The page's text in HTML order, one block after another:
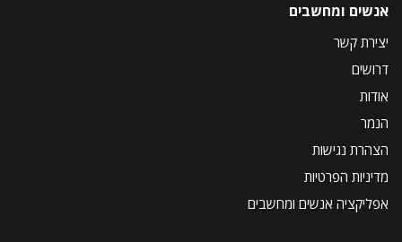
אנשים ומחשבים
יצירת קשר
דרושים
אודות
הנמר
הצהרת נגישות
מדיניות הפרטיות
אפליקציה אנשים ומחשבים